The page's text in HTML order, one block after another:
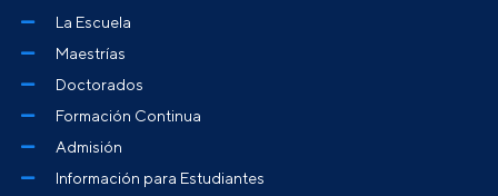
La Escuela
Maestrías
Doctorados
Formación Continua
Admisión
Información para Estudiantes